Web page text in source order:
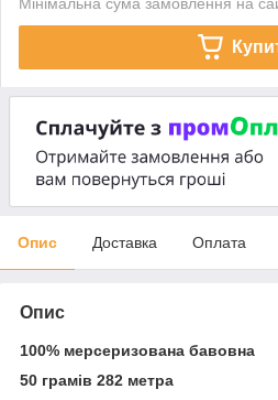
Опис Доставка Оплата
Опис
100% мерсеризована бавовна
50 грамів 282 метра